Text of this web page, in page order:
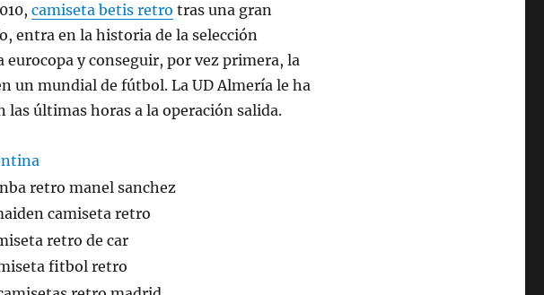
camiseta betis retro tras una gran
entra en la historia de la selección
eurocopa y conseguir, por vez primera, la
un mundial de fútbol. La UD Almería le ha
últimas horas a la operación salida.